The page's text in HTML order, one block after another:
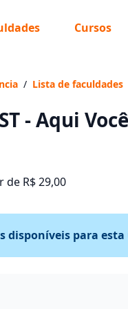
Cursos
/ Lista de faculdades
- Aqui
de R$ 29,00
disponíveis para